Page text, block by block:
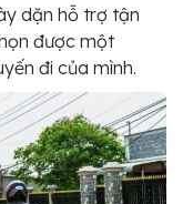
dặn hỗ trợ tận
được một
đi của mình.